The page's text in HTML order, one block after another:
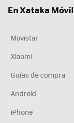
En Xataka
Movistar
Xiaomi
Guías de compra
Android
iPhone